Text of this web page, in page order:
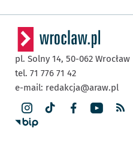
pl. Solny 14, 50-062 Wrocław
tel. 71 776 71 42
e-mail: redakcja@araw.pl